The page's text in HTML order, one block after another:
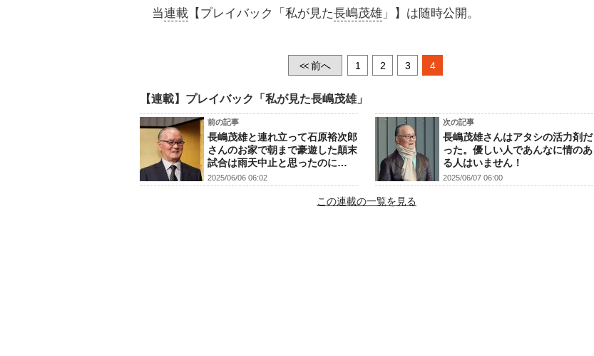
当連載 【プレイバック「私が見た長嶋茂雄 」】は随時公開。
<<前へ 1 2 3 4
【連載】プレイバック「私が見た長嶋茂雄」
前の記事
長嶋茂雄と連れ立って石原裕次郎
さんのお家で朝まで豪遊した顛末
試合は雨天中止と思ったのに…
2025/06/06 06:02
次の記事
長嶋茂雄さんはアタシの活力剤だ
った。優しい人であんなに情のあ
る人はいません！
2025/06/07 06:00
この連載の一覧を見る